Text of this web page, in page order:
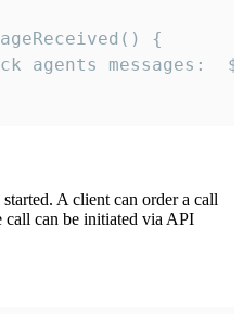
{
A client can order a call
call can be initiated via API